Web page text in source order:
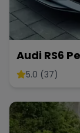
Audi RS6
5.0 (37)